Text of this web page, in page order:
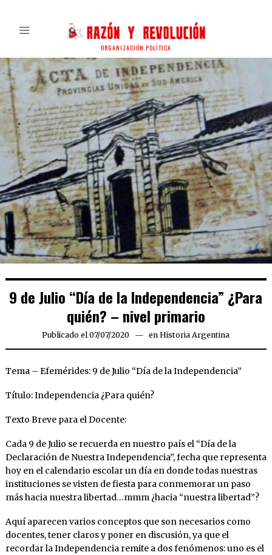
ORGANIZACIÓN POLÍTICA
9 de Julio “Día de la Independencia” ¿Para
quién? – nivel primario
Publicado el 07/07/2020 13/08/2021
en Historia Argentina
Tema – Efemérides: 9 de Julio “Día de la Independencia”
Título: Independencia ¿Para quién?
Texto Breve para el Docente:
Cada 9 de Julio se recuerda en nuestro país el “Día de la
Declaración de Nuestra Independencia”, fecha que representa
hoy en el calendario escolar un día en donde todas nuestras
instituciones se visten de fiesta para conmemorar un paso
más hacia nuestra libertad…mmm ¿hacia “nuestra libertad”?
Aquí aparecen varios conceptos que son necesarios como
docentes, tener claros y poner en discusión, ya que el
recordar la Independencia remite a dos fenómenos: uno es el